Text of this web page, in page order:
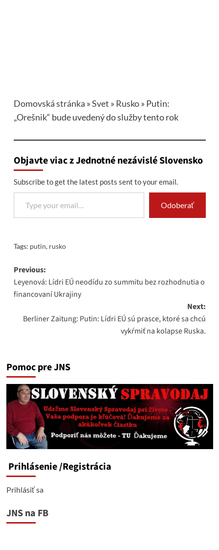
Domovská stránka »Svet » Rusko» Putin:
„Orešnik“ bude uvedený do služby tento rok
Objavte viac z Jednotné nezávislé Slovensko
Subscribe to get the latest posts sent to your email.
Type your email…
Odoberať
Tags: putin, rusko
Post
navigation
Previous:
Leyenová: Lídri EÚ neodídu zo summitu bez rozhodnutia o
financovaní Ukrajiny
Next:
Berliner Zaitung: Putin: Lídri EÚ sú prasce, ktoré sa chcú
vykŕmiť na kolapse Ruska.
Pomoc pre JNS
Prihlásenie/Registrácia
Prihlásiť sa
JNS na FB